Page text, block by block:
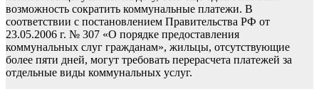
возможность сократить коммунальные платежи. В
соответствии с постановлением Правительства РФ от
23.05.2006 г. № 307 «О порядке предоставления
коммунальных слуг гражданам», жильцы, отсутствующие
более пяти дней, могут требовать перерасчета платежей за
отдельные виды коммунальных услуг.